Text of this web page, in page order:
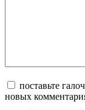
поставьте
новых